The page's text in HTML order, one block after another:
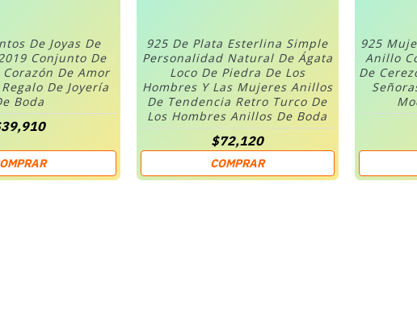
De Joyas De
Conjunto De
De Amor
De Joyería
Boda
925 De Plata Esterlina Simple
Personalidad Natural De Ágata
Loco De Piedra De Los
Hombres Y Las Mujeres Anillos
De Tendencia Retro Turco De
Los Hombres Anillos De Boda
$72,120
COMPRAR
925
Anillo
De